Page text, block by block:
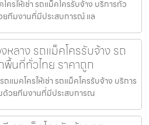
ครให้เช่า รถแม็คโครรับจ้าง บริการทั่ว
ยทีมงานที่มีประสบการณ์ แล
หลาง รถแม็คโครรับจ้าง รถ
พื้นที่ทั่วไทย ราคาถูก
แมคโครให้เช่า รถแม็คโครรับจ้าง บริการ
ด้วยทีมงานที่มีประสบการณ